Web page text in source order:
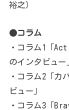
裕之）
●コラム
・コラム1「
のインタビュー
・コラム2「カ
ビュー」
・コラム3「